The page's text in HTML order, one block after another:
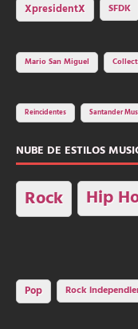
XpresidentX SFDK
Mario San Miguel
Reincidentes Santander
NUBE DE ESTILOS
Rock Hip
Pop Rock